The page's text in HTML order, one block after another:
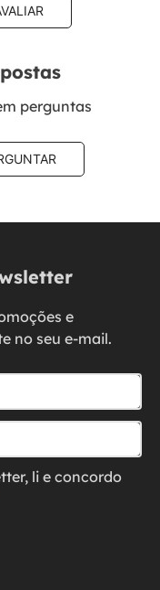
perguntas
e
no seu e-mail.
li e concordo